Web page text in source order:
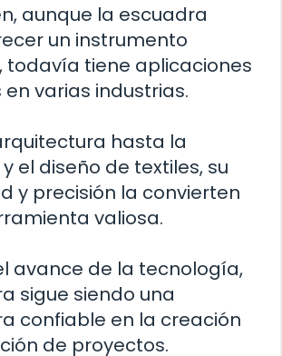
aunque la escuadra
un instrumento
todavía tiene aplicaciones
varias industrias.
hasta la
el diseño de textiles, su
y precisión la convierten
valiosa.
avance de la tecnología,
sigue siendo una
confiable en la creación
de proyectos.